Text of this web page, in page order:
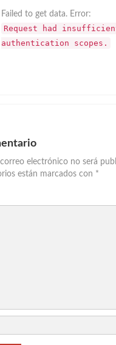
Failed to get data. Error:
Request had
authentication scopes.
correo electrónico no será
están marcados con *